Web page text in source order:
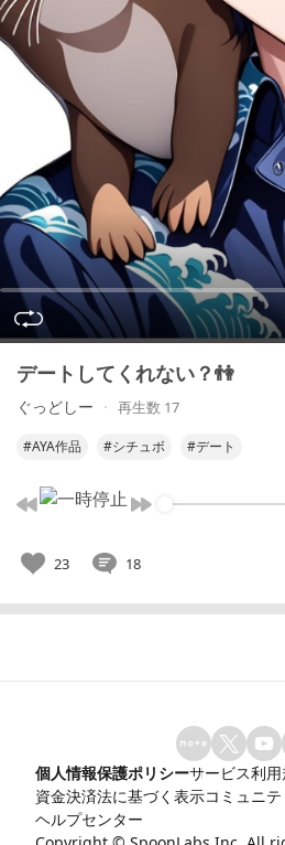
デートしてくれない？👫
ぐっどしー 再生数 17
#AYA作品 #シチュボ #デート
23 18
個人情報保護ポリシーサービス利用
資金決済法に基づく表示コミュニ
ヘルプセンター